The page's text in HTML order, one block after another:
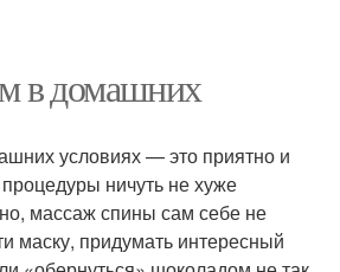
в домашних
условиях — это приятно и
ничуть не хуже
массаж спины сам себе не
маску, придумать интересный